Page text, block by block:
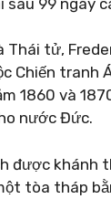
Thái tử,
Chiến tranh
1860 và
nước Đức.
được khánh
tòa tháp